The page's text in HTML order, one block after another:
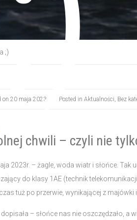
;)
on 20 maja 2023 Posted in Aktualności, Bez
chwili – czyli nie
2023r. – żagle, woda wiatr i słońce.
do klasy 1AE (technik
tuż po przerwie, wynikającej z
– słońce nas nie oszczędzało, a